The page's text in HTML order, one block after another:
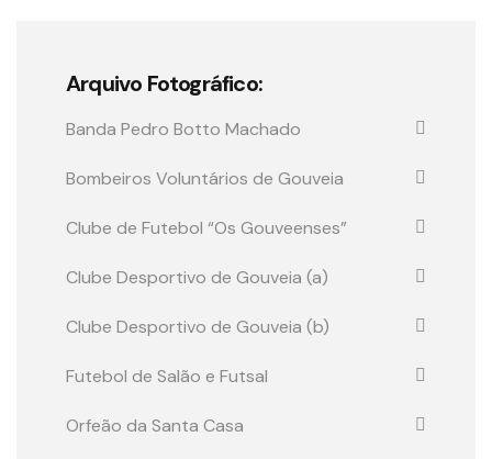
Arquivo Fotográfico:
Banda Pedro Botto Machado
Bombeiros Voluntários de Gouveia
Clube de Futebol “Os Gouveenses”
Clube Desportivo de Gouveia (a)
Clube Desportivo de Gouveia (b)
Futebol de Salão e Futsal
Orfeão da Santa Casa